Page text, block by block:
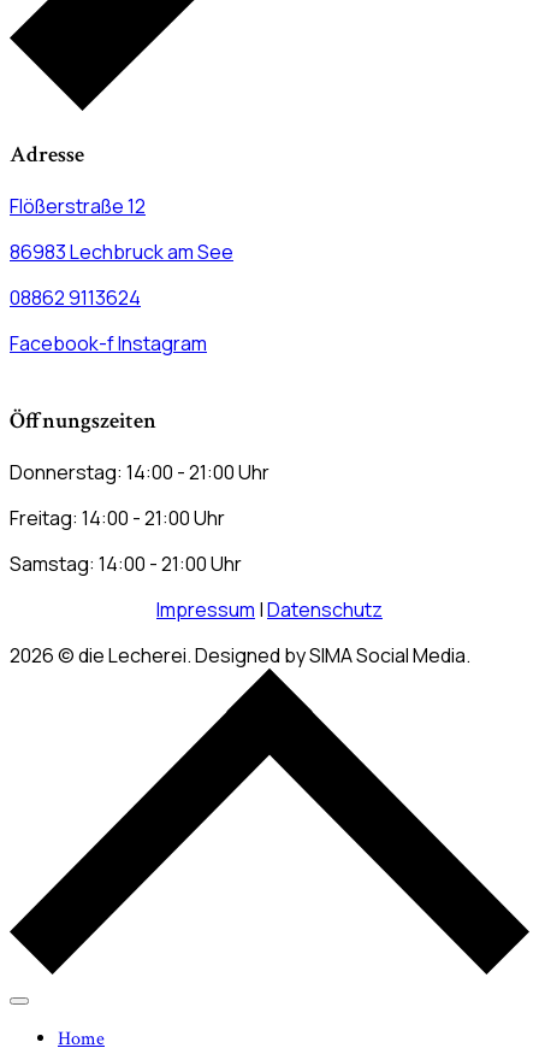
Adresse
Flößerstraße 12
86983 Lechbruck am See
08862 9113624
Facebook-fInstagram
Öffnungszeiten
Donnerstag: 14:00 - 21:00 Uhr
Freitag: 14:00 - 21:00 Uhr
Samstag: 14:00 - 21:00 Uhr
Impressum |Datenschutz
2026© die Lecherei. Designed by SIMA Social Media.
Home